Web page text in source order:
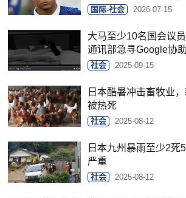
国际-社会 2026-07-15
大马至少10名国会议
通讯部急寻Google协
社会 2025-09-15
日本酷暑冲击畜牧业
被热死
社会 2025-08-12
日本九州暴雨至少2死
严重
社会 2025-08-12